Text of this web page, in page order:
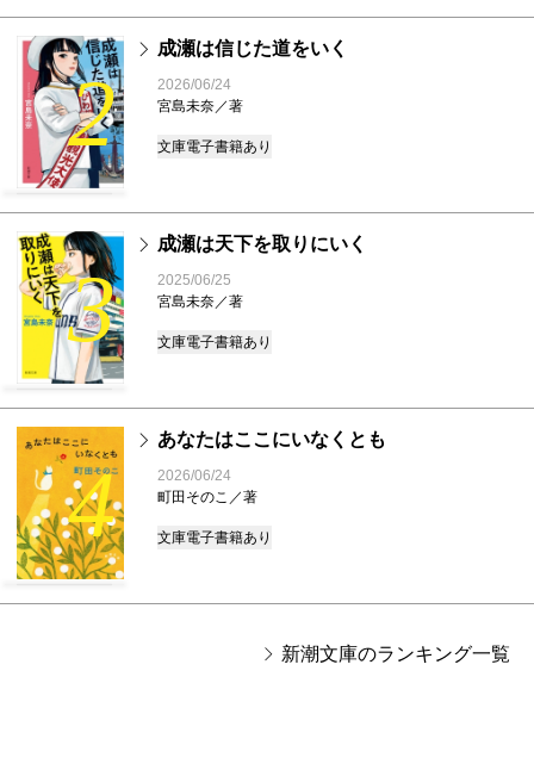
2
成瀬は信じた道をいく
2026/06/24
宮島未奈／著
文庫電子書籍あり
3
成瀬は天下を取りにいく
2025/06/25
宮島未奈／著
文庫電子書籍あり
4
あなたはここにいなくとも
2026/06/24
町田そのこ／著
文庫電子書籍あり
新潮文庫のランキング一覧